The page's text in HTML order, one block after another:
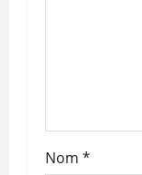
l
Nom *